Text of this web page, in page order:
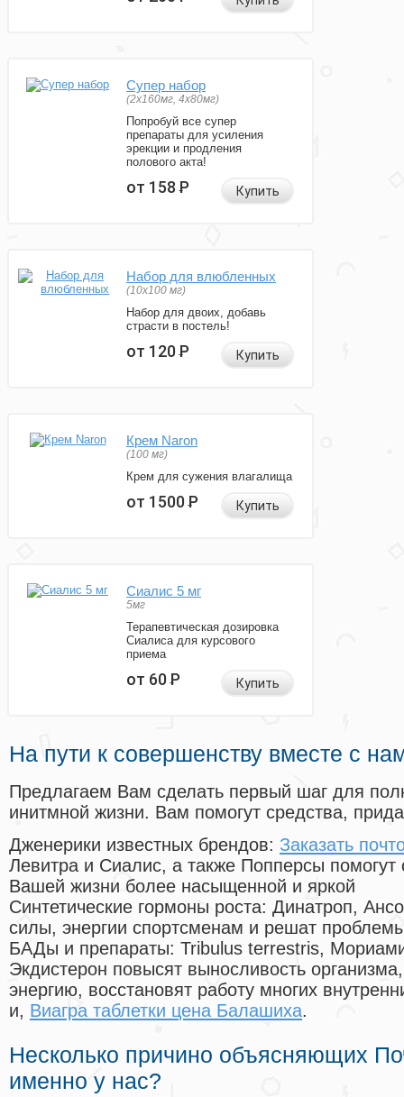
Супер набор
(2х160мг, 4х80мг)
Попробуй все супер
препараты для усиления
эрекции и продления
полового акта!
от 158Р Купить
Набор для влюбленных
(10х100 мг)
Набор для двоих, добавь
страсти в постель!
от 120Р Купить
Крем Naron
(100 мг)
Крем для сужения влагалища
от 1500Р Купить
Сиалис 5 мг
5мг
Терапевтическая дозировка
Сиалиса для курсового
приема
от 60Р Купить
На пути к совершенству вместе с
Предлагаем Вам сделать первый шаг для
инитмной жизни. Вам помогут средства,
Дженерики известных брендов: Заказать
Левитра и Сиалис, а также Попперсы помогут
Вашей жизни более насыщенной и яркой
Синтетические гормоны роста: Динатроп,
силы, энергии спортсменам и решат
БАДы и препараты: Tribulus terrestris,
Экдистерон повысят выносливость
энергию, восстановят работу многих
и, Виагра таблетки цена Балашиха.
Несколько причино объясняющих
именно у нас?